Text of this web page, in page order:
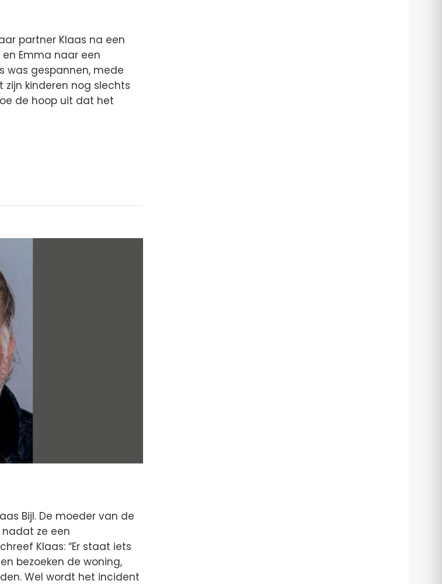
partner Klaas na een
Emma naar een
was gespannen, mede
zijn kinderen nog slechts
de hoop uit dat het
Bijl. De moeder van de
ze een
Klaas: “Er staat iets
bezoeken de woning,
Wel wordt het incident